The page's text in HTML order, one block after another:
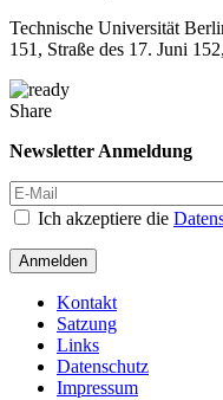
Technische Universität
151, Straße des 17. Juni
Share
Newsletter Anmeldung
Ich akzeptiere die
Anmelden
Kontakt
Satzung
Links
Datenschutz
Impressum